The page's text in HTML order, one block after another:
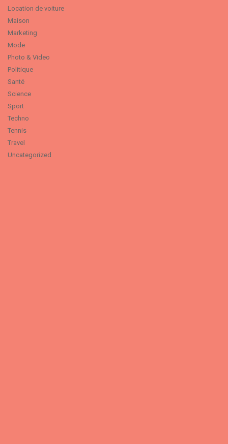
Location de voiture
Maison
Marketing
Mode
Photo & Video
Politique
Santé
Science
Sport
Techno
Tennis
Travel
Uncategorized